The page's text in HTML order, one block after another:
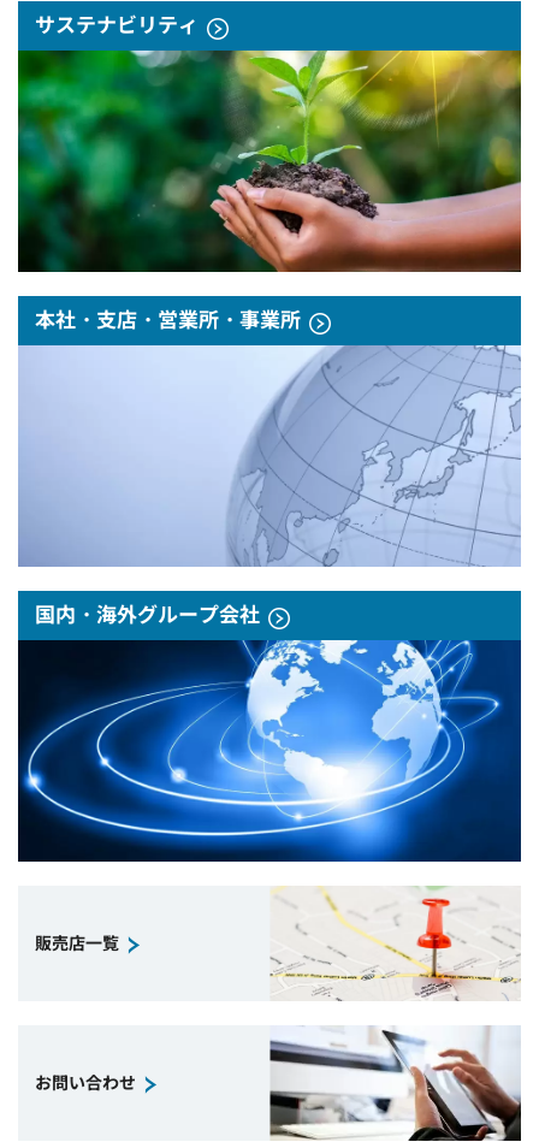
サステナビリティ
本社・支店・営業所・事業所
国内・海外グループ会社
販売店一覧
お問い合わせ